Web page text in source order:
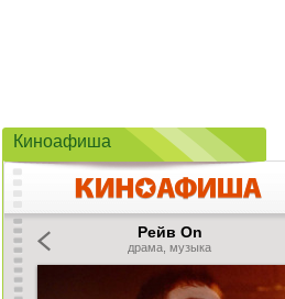
Киноафиша